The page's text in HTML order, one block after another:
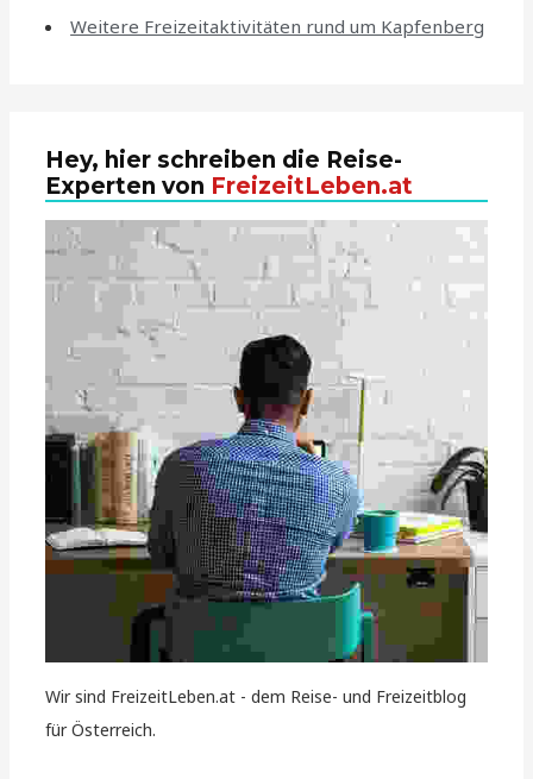
Weitere Freizeitaktivitäten rund um Kapfenberg
Hey, hier schreiben die Reise-
Experten von FreizeitLeben.at
Wir sind FreizeitLeben.at - dem Reise- und Freizeitblog
für Österreich.